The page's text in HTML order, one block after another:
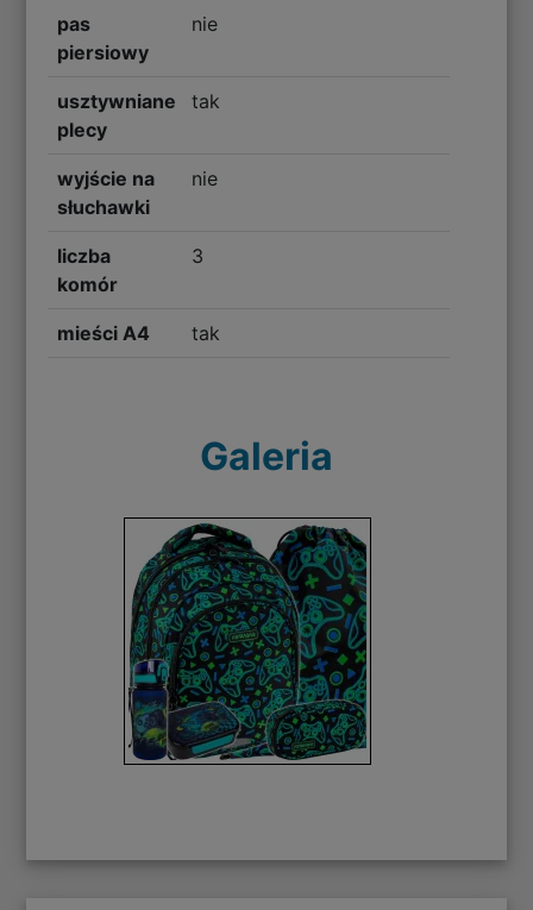
pas
piersiowy
nie
usztywniane
plecy
tak
wyjście na
słuchawki
nie
liczba
komór
3
mieści A4 tak
Galeria